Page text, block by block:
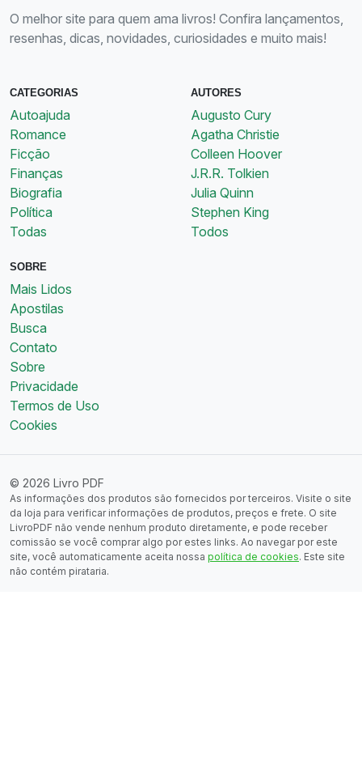
O melhor site para quem ama livros! Confira lançamentos,
resenhas, dicas, novidades, curiosidades e muito mais!
CATEGORIAS
Autoajuda
Romance
Ficção
Finanças
Biografia
Política
Todas
AUTORES
Augusto Cury
Agatha Christie
Colleen Hoover
J.R.R. Tolkien
Julia Quinn
Stephen King
Todos
SOBRE
Mais Lidos
Apostilas
Busca
Contato
Sobre
Privacidade
Termos de Uso
Cookies
© 2026 Livro PDF
As informações dos produtos são fornecidos por terceiros. Visite o site
da loja para verificar informações de produtos, preços e frete. O site
LivroPDF não vende nenhum produto diretamente, e pode receber
comissão se você comprar algo por estes links. Ao navegar por este
site, você automaticamente aceita nossa política de cookies. Este site
não contém pirataria.